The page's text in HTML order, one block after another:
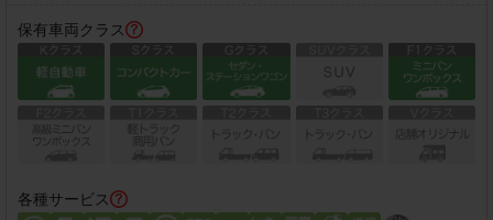
保有車両クラス
各種サービス